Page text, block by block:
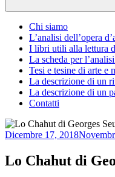
Chi siamo
L’analisi dell’opera
I libri utili alla lettura
La scheda per
Tesi e tesine di arte e
La descrizione di un
La descrizione di un
Contatti
Pubblicato
Dicembre 17, 2018
Lo Chahut di